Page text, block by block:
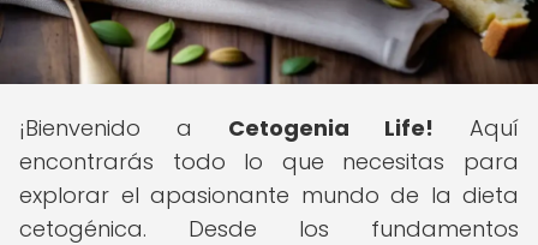
¡Bienvenido a Cetogenia Life! Aquí
encontrarás todo lo que necesitas para
explorar el apasionante mundo de la dieta
cetogénica. Desde los fundamentos